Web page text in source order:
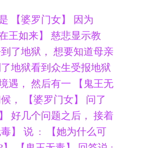
【婆罗门女】 因为
王如来】 慈悲显示教
了地狱， 想要知道母亲
地狱看到众生受报地狱
遇， 然后有一 【鬼王无
， 【婆罗门女】 问了
好几个问题之后， 接着
】 说 : 【她为什么可